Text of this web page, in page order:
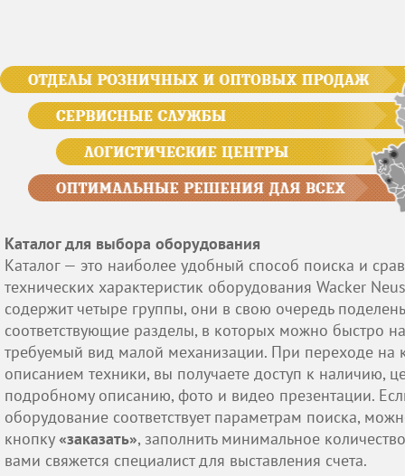
Каталог для выбора оборудования
Каталог — это наиболее удобный способ поиска и
технических характеристик оборудования Wacker
содержит четыре группы, они в свою очередь
соответствующие разделы, в которых можно быстро
требуемый вид малой механизации. При переходе на
описанием техники, вы получаете доступ к наличию,
подробному описанию, фото и видео презентации.
оборудование соответствует параметрам поиска,
кнопку«заказать», заполнить минимальное
вами свяжется специалист для выставления счета.